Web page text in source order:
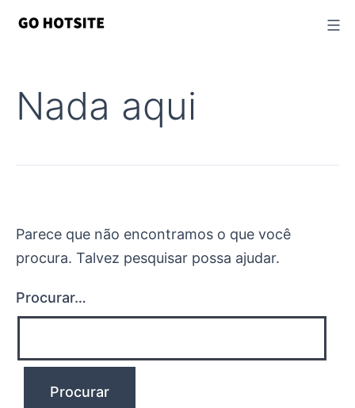
Nada aqui
Parece que não encontramos o que você
procura. Talvez pesquisar possa ajudar.
Procurar…